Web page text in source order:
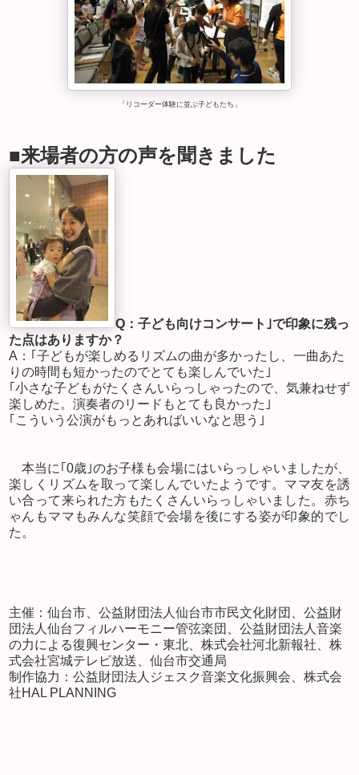
「リコーダー体験に並ぶ子どもたち」
■来場者の方の声を聞きました
Q ：子ども向けコンサート｣で印象に残っ
た点はありますか？
A ：｢子どもが楽しめるリズムの曲が多かったし、一曲あた
りの時間も短かったのでとても楽しんでいた｣
｢小さな子どもがたくさんいらっしゃったので、気兼ねせず
楽しめた。演奏者のリードもとても良かった｣
｢こういう公演がもっとあればいいなと思う｣
本当に｢0歳｣のお子様も会場にはいらっしゃいましたが、
楽しくリズムを取って楽しんでいたようです。ママ友を誘
い合って来られた方もたくさんいらっしゃいました。赤ち
ゃんもママもみんな笑顔で会場を後にする姿が印象的でし
た。
主催：仙台市、公益財団法人仙台市市民文化財団、公益財
団法人仙台フィルハーモニー管弦楽団、公益財団法人音楽
の力による復興センター・東北、株式会社河北新報社、株
式会社宮城テレビ放送、仙台市交通局
制作協力：公益財団法人ジェスク音楽文化振興会、株式会
社HAL PLANNING